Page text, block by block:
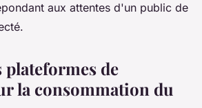
aux attentes d'un public de
plateformes de
la consommation du